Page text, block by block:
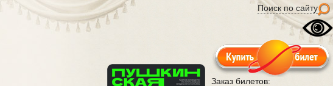
Поиск по сайту
Заказ билетов: